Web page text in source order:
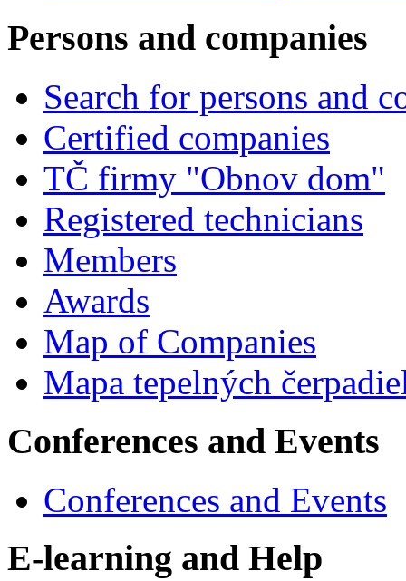
Persons and companies
Search for persons and
Certified companies
TČ firmy "Obnov dom"
Registered technicians
Members
Awards
Map of Companies
Mapa tepelných
Conferences and Events
Conferences and Events
E-learning and Help